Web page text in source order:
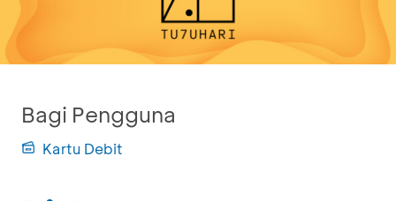
Bagi Pengguna
Kartu Debit